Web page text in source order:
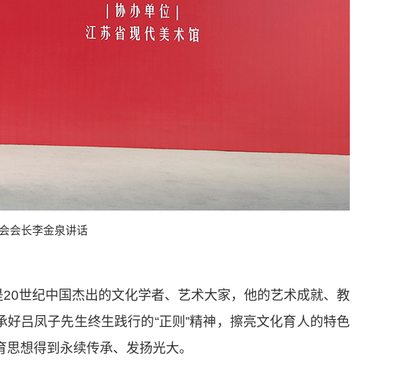
会长李金泉讲话
世纪中国杰出的文化学者、艺术大家，他的艺术成就、教
吕凤子先生终生践行的“正则”精神，擦亮文化育人的特色
想得到永续传承、发扬光大。